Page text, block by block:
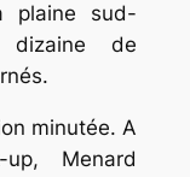
plaine sud-
dizaine de
minutée. A
up, Menard